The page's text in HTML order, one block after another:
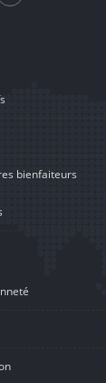
bienfaiteurs